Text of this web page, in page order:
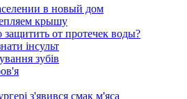
в новый дом
крышу
от протечек воды?
інсульт
зубів
з'явився смак м'яса